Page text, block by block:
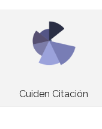
Cuiden Citación